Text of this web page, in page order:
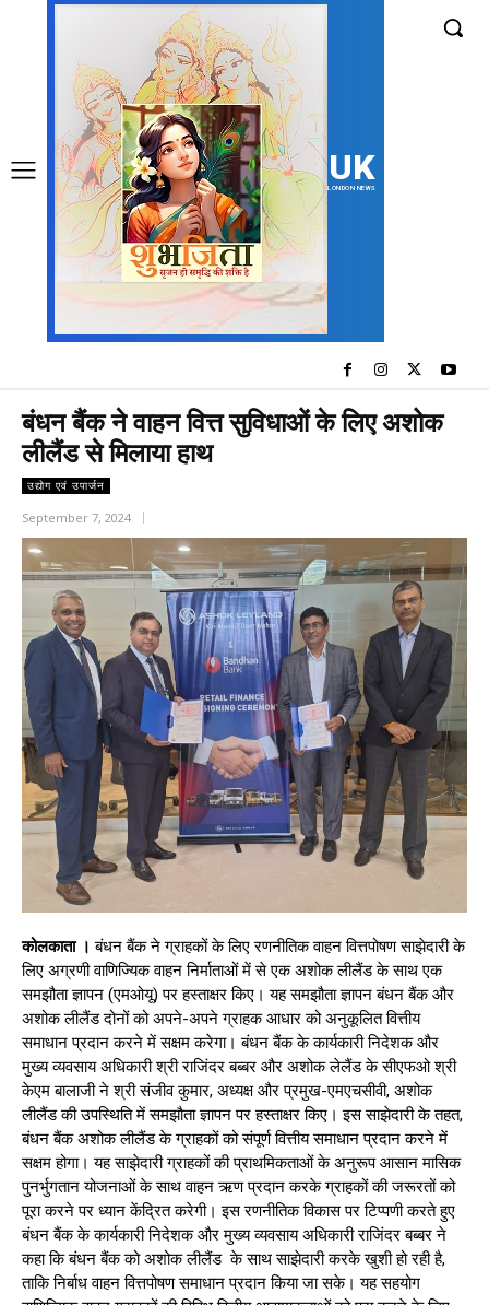
UK
LONDON NEWS
बंधन बैंक ने वाहन वित्त सुविधाओं के लिए अशोक
लीलैंड से मिलाया हाथ
उद्योग एवं उपार्जन
September 7, 2024
कोलकाता । बंधन बैंक ने ग्राहकों के लिए रणनीतिक वाहन वित्तपोषण साझेदारी के
लिए अग्रणी वाणिज्यिक वाहन निर्माताओं में से एक अशोक लीलैंड के साथ एक
समझौता ज्ञापन (एमओयू) पर हस्ताक्षर किए। यह समझौता ज्ञापन बंधन बैंक और
अशोक लीलैंड दोनों को अपने-अपने ग्राहक आधार को अनुकूलित वित्तीय
समाधान प्रदान करने में सक्षम करेगा। बंधन बैंक के कार्यकारी निदेशक और
मुख्य व्यवसाय अधिकारी श्री राजिंदर बब्बर और अशोक लेलैंड के सीएफओ श्री
केएम बालाजी ने श्री संजीव कुमार, अध्यक्ष और प्रमुख-एमएचसीवी, अशोक
लीलैंड की उपस्थिति में समझौता ज्ञापन पर हस्ताक्षर किए। इस साझेदारी के तहत,
बंधन बैंक अशोक लीलैंड के ग्राहकों को संपूर्ण वित्तीय समाधान प्रदान करने में
सक्षम होगा। यह साझेदारी ग्राहकों की प्राथमिकताओं के अनुरूप आसान मासिक
पुनर्भुगतान योजनाओं के साथ वाहन ऋण प्रदान करके ग्राहकों की जरूरतों को
पूरा करने पर ध्यान केंद्रित करेगी। इस रणनीतिक विकास पर टिप्पणी करते हुए
बंधन बैंक के कार्यकारी निदेशक और मुख्य व्यवसाय अधिकारी राजिंदर बब्बर ने
कहा कि बंधन बैंक को अशोक लीलैंड के साथ साझेदारी करके खुशी हो रही है,
ताकि निर्बाध वाहन वित्तपोषण समाधान प्रदान किया जा सके। यह सहयोग